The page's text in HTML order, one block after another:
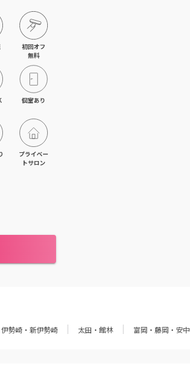
初回オフ
無料
個室あり
プライベー
トサロン
伊勢崎・新伊勢崎 太田・館林 富岡・藤岡・安中